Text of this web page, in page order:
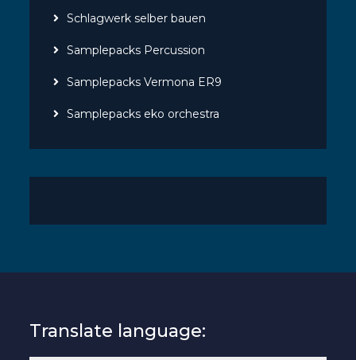
Schlagwerk selber bauen
Samplepacks Percussion
Samplepacks Vermona ER9
Samplepacks eko orchestra
Translate language: